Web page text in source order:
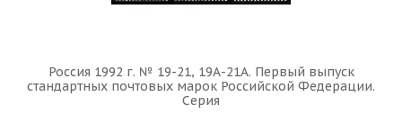
Россия 1992 г. № 19-21, 19А-21А. Первый выпуск
стандартных почтовых марок Российской Федерации.
Серия